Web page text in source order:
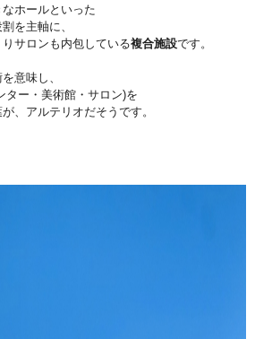
ホールといった
を主軸に、
サロンも内包している複合施設です。
意味し、
ター・美術館・サロン)を
、アルテリオだそうです。